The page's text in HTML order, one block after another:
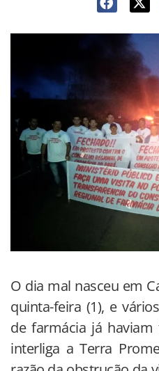
O dia mal nasceu em
quinta-feira (1), e
de farmácia já
interliga a Terra